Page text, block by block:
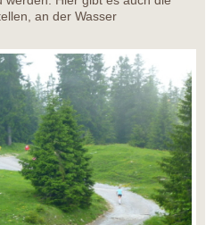
an der Wasser